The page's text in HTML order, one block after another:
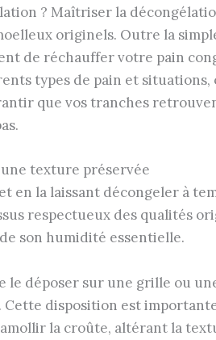
? Maîtriser la
originels. Outre la
de réchauffer votre pain
types de pain et
que vos tranches
texture préservée
en la laissant décongeler à
respectueux des qualités
son humidité essentielle.
le déposer sur une grille ou
disposition est
la croûte, altérant la